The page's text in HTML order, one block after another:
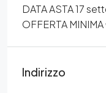
DATA ASTA 17
OFFERTA
Indirizzo